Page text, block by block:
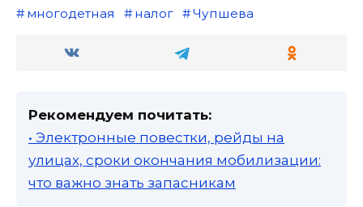
многодетная
налог Чупшева
Рекомендуем почитать:
• Электронные повестки, рейды на
улицах, сроки окончания мобилизации:
что важно знать запасникам